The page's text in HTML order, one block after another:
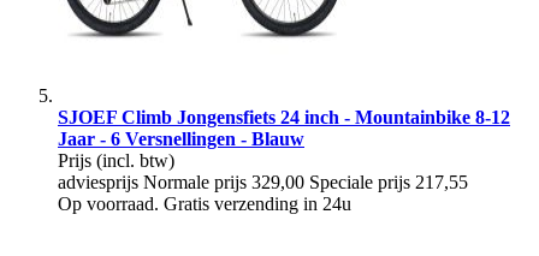
SJOEF Climb Jongensfiets 24 inch - Mountainbike 8-12
Jaar - 6 Versnellingen - Blauw
Prijs (incl. btw)
adviesprijs Normale prijs 329,00 Speciale prijs 217,55
Op voorraad. Gratis verzending in 24u